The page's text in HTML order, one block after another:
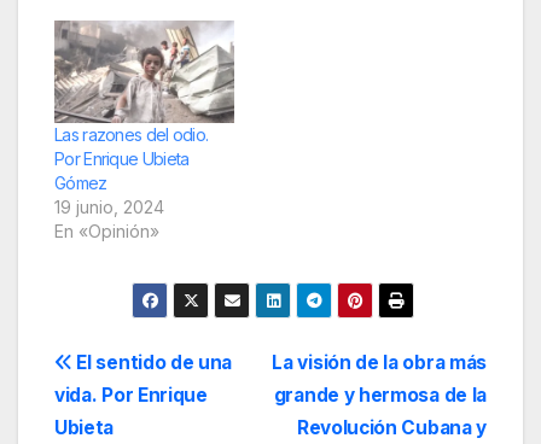
Las razones del odio.
Por Enrique Ubieta
Gómez
19 junio, 2024
En «Opinión»
Navegación
de
La visión de la obra más
grande y hermosa de la
Revolución Cubana y
El sentido de una
vida. Por Enrique
Ubieta